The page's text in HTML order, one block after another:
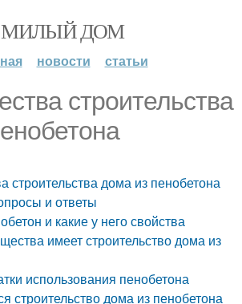
МИЛЫЙ ДОМ
новости статьи
строительства
строительства дома из пенобетона
и ответы
и какие у него свойства
имеет строительство дома из
использования пенобетона
строительство дома из пенобетона